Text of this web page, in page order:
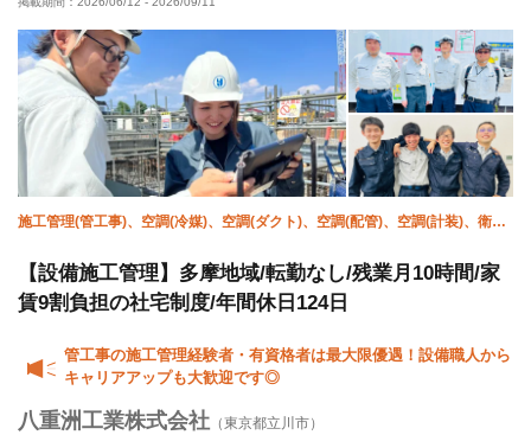
経験者優遇 有資格者優遇
年末年始休暇 車・バイク通勤OK 転勤なし 残業ゼロ
施工管理(管工事)、空調(冷媒)、空調(ダクト)、空調(配管)、空調(計装)、衛生
【設備施工管理】多摩地域/転勤なし/残業月10時間/家
賃9割負担の社宅制度/年間休日124日
管工事の施工管理経験者・有資格者は最大限優遇！設備職人から
キャリアアップも大歓迎です◎
八重洲工業株式会社 （東京都立川市）